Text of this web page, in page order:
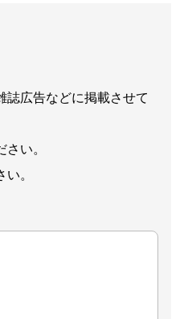
誌広告などに掲載させて
い。
。